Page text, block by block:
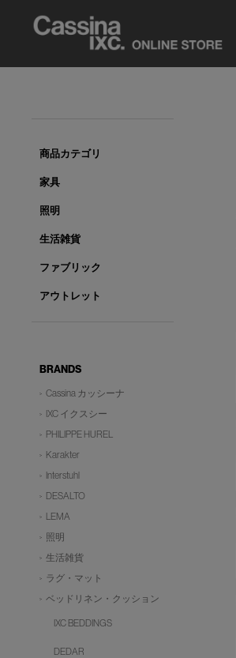
商品カテゴリ
家具
照明
生活雑貨
ファブリック
アウトレット
BRANDS
Cassina カッシーナ
IXC イクスシー
PHILIPPE HUREL
Karakter
Interstuhl
DESALTO
LEMA
照明
生活雑貨
ラグ・マット
ベッドリネン・クッション
IXC BEDDINGS
DEDAR